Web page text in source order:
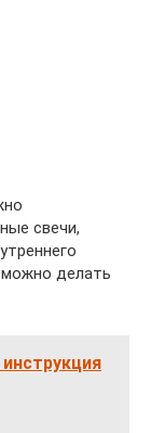
свечи,
можно делать